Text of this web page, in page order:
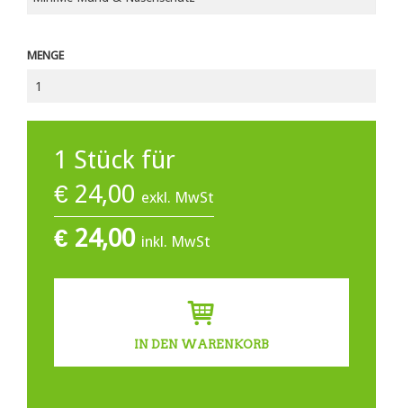
MENGE
1 Stück für
€ 24,00 exkl. MwSt
€ 24,00 inkl. MwSt
IN DEN WARENKORB